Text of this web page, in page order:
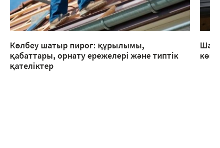
Көлбеу шатыр пирог: құрылымы,
қабаттары, орнату ережелері және типтік
қателіктер